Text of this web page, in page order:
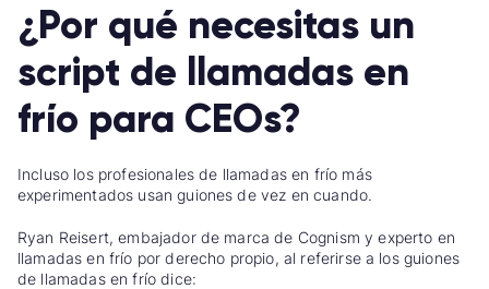
¿Por qué necesitas un
script de llamadas en
frío para CEOs?
Incluso los profesionales de llamadas en frío más
experimentados usan guiones de vez en cuando.
Ryan Reisert, embajador de marca de Cognism y experto en
llamadas en frío por derecho propio, al referirse a los guiones
de llamadas en frío dice: